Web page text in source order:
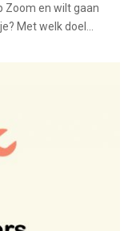
Zoom en wilt gaan
Met welk doel...